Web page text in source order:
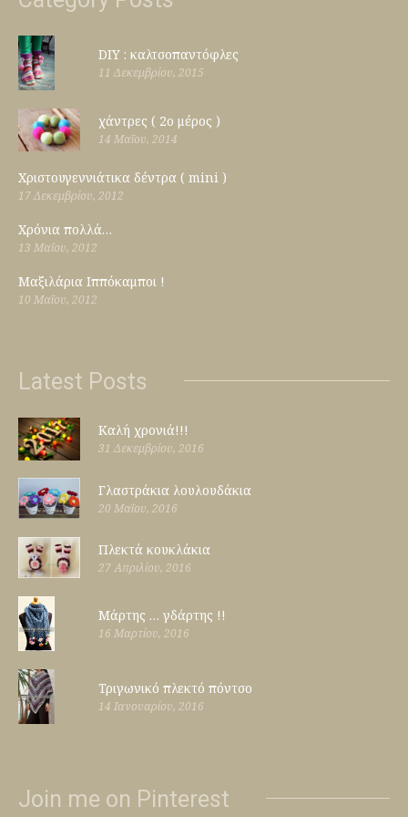
DIY : καλτσοπαντόφλες
11 Δεκεμβρίου, 2015
χάντρες ( 2ο μέρος )
14 Μαΐου, 2014
Χριστουγεννιάτικα δέντρα ( mini )
17 Δεκεμβρίου, 2012
Χρόνια πολλά…
13 Μαΐου, 2012
Μαξιλάρια Ιππόκαμποι !
10 Μαΐου, 2012
Latest Posts
Καλή χρονιά!!!
31 Δεκεμβρίου, 2016
Γλαστράκια λουλουδάκια
20 Μαΐου, 2016
Πλεκτά κουκλάκια
27 Απριλίου, 2016
Μάρτης … γδάρτης !!
16 Μαρτίου, 2016
Τριγωνικό πλεκτό πόντσο
14 Ιανουαρίου, 2016
Join me on Pinterest